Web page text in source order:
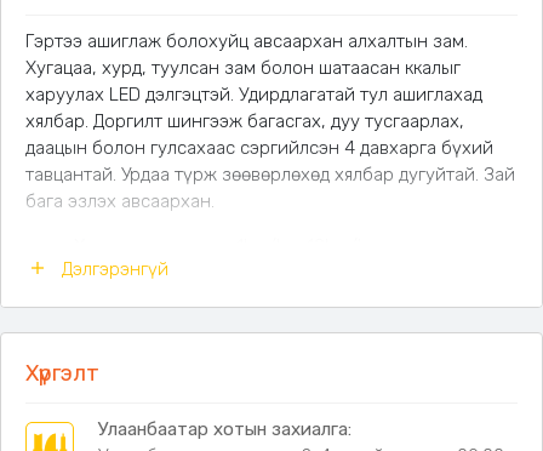
Гэртээ ашиглаж болохуйц авсаархан алхалтын зам.
Хугацаа, хурд, туулсан зам болон шатаасан ккалыг
харуулах LED дэлгэцтэй. Удирдлагатай тул ашиглахад
хялбар. Доргилт шингээж багасгах, дуу тусгаарлах,
даацын болон гулсахаас сэргийлсэн 4 давхарга бүхий
тавцантай. Урдаа түрж зөөвөрлөхөд хялбар дугуйтай. Зай
бага эзлэх авсаархан.
Хүчдэл:220V.
Хэмжээ:
Бариулны хэмжээ: 90x53cm
Дэлгэрэнгүй
Хүргэлт
Улаанбаатар хотын захиалга: